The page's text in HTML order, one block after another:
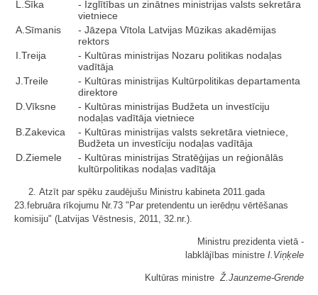
L.Sīka
- Izglītības un zinātnes ministrijas valsts sekretāra
vietniece
A.Sīmanis
- Jāzepa Vītola Latvijas Mūzikas akadēmijas
rektors
I.Treija
- Kultūras ministrijas Nozaru politikas nodaļas
vadītāja
J.Treile
- Kultūras ministrijas Kultūrpolitikas departamenta
direktore
D.Vīksne
- Kultūras ministrijas Budžeta un investīciju
nodaļas vadītāja vietniece
B.Zakevica
- Kultūras ministrijas valsts sekretāra vietniece,
Budžeta un investīciju nodaļas vadītāja
D.Ziemele
- Kultūras ministrijas Stratēģijas un reģionālās
kultūrpolitikas nodaļas vadītāja
2. Atzīt par spēku zaudējušu Ministru kabineta 2011.gada
23.februāra rīkojumu Nr.73 "Par pretendentu un ierēdņu vērtēšanas
komisiju" (Latvijas Vēstnesis, 2011, 32.nr.).
Ministru prezidenta vietā -
labklājības ministre I.Viņķele
Kultūras ministreŽ.Jaunzeme-Grende